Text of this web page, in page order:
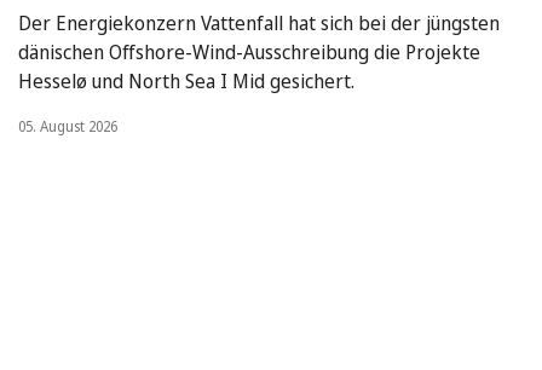
Der Energiekonzern Vattenfall hat sich bei der jüngsten
dänischen Offshore-Wind-Ausschreibung die Projekte
Hesselø und North Sea I Mid gesichert.
05. August 2026